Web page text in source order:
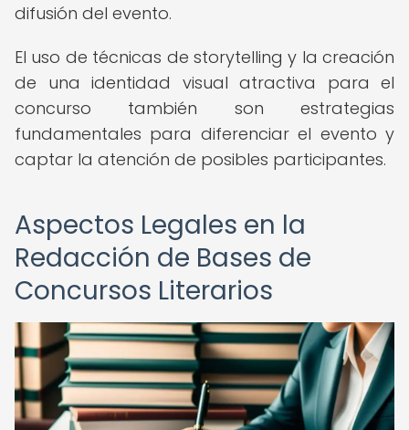
difusión del evento.
El uso de técnicas de storytelling y la creación
de una identidad visual atractiva para el
concurso también son estrategias
fundamentales para diferenciar el evento y
captar la atención de posibles participantes.
Aspectos Legales en la
Redacción de Bases de
Concursos Literarios